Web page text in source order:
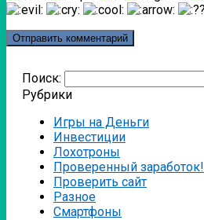
Поиск:
Рубрики
Игры на Деньги
Инвестиции
Лохотроны
Проверенный заработок!
Проверить сайт
Разное
Смартфоны